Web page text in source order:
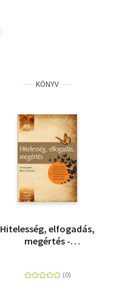
KÖNYV
Hitelesség, elfogadás,
megértés -
pszichoterápia és a